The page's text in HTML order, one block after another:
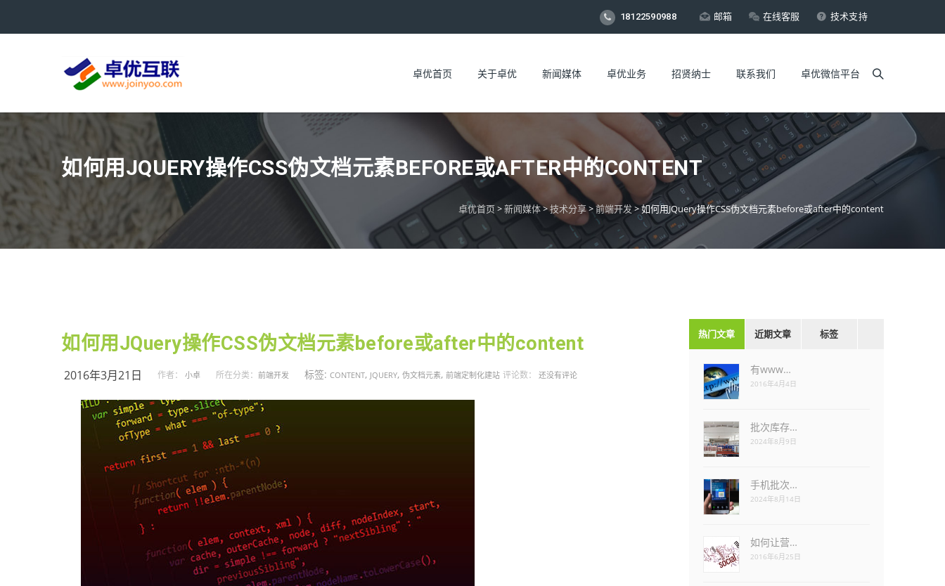
18122590988 邮箱 在线客服 技术支持
卓优首页 关于卓优 新闻媒体 卓优业务 招贤纳士 联系我们 卓优微信平台
如何用JQUERY操作CSS伪文档元素BEFORE或AFTER中的CONTENT
卓优首页 >新闻媒体>技术分享>前端开发 >如何用JQuery操作CSS伪文档元素before或after中的content
如何用JQuery操作CSS伪文档元素before或after中的content
2016年3月21日 作者： 小卓 所在分类： 前端开发 标签: CONTENT, JQUERY, 伪文档元素, 前端定制化建站 评论数： 还没有评论
热门文章 近期文章 标签
有www…
2016年4月4日
批次库存…
2024年8月9日
手机批次…
2024年8月14日
如何让营…
2016年6月25日